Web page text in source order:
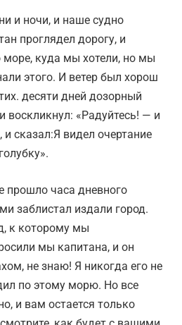
и ночи, и наше судно
проглядел дорогу, и
море, куда мы хотели, но мы
этого. И ветер был хорош
десяти дней дозорный
воскликнул: «Радуйтесь! — и
сказал:Я видел очертание
прошло часа дневного
заблистал издали город.
к которому мы
мы капитана, и он
не знаю! Я никогда его не
по этому морю. Но все
и вам остается только